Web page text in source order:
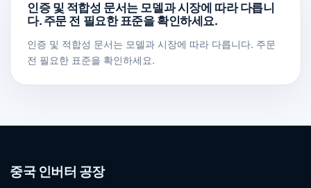
인증 및 적합성 문서는 모델과 시장에 따라 다릅니
다. 주문 전 필요한 표준을 확인하세요.
인증 및 적합성 문서는 모델과 시장에 따라 다릅니다. 주문
전 필요한 표준을 확인하세요.
중국 인버터 공장